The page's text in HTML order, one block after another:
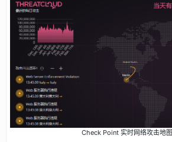
Check Point 实时网络攻击地图